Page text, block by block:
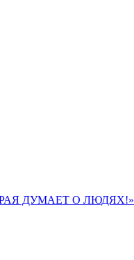
ДУМАЕТ О ЛЮДЯХ!»